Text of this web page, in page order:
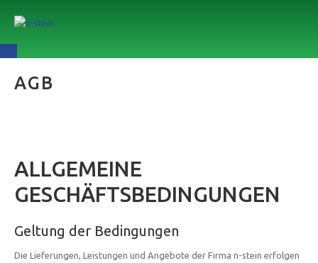
AGB
ALLGEMEINE
GESCHÄFTSBEDINGUNGEN
Geltung der Bedingungen
Die Lieferungen, Leistungen und Angebote der Firma n-stein erfolgen